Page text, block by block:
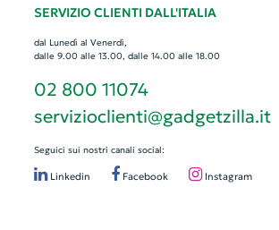
SERVIZIO CLIENTI DALL'ITALIA
dal Lunedì al Venerdì,
dalle 9.00 alle 13.00, dalle 14.00 alle 18.00
02 800 11074
servizioclienti@gadgetzilla.it
Seguici sui nostri canali social:
Linkedin Facebook Instagram